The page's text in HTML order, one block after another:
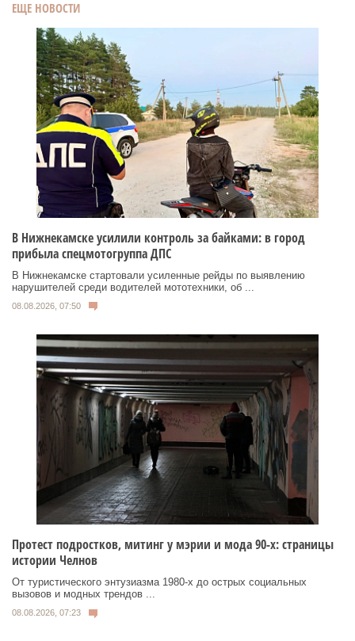
ЕЩЕ НОВОСТИ
В Нижнекамске усилили контроль за байками: в город
прибыла спецмотогруппа ДПС
В Нижнекамске стартовали усиленные рейды по выявлению
нарушителей среди водителей мототехники, об ...
08.08.2026, 07:50
Протест подростков, митинг у мэрии и мода 90-х: страницы
истории Челнов
От туристического энтузиазма 1980‑х до острых социальных
вызовов и модных трендов ...
08.08.2026, 07:23